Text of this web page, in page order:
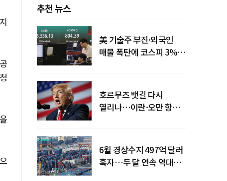
추천 뉴스
美 기술주 부진·외국인
매물 폭탄에 코스피 3%대
호르무즈 뱃길 다시
열리나…이란·오만 항로
6월 경상수지 497억 달러
흑자…두 달 연속 역대